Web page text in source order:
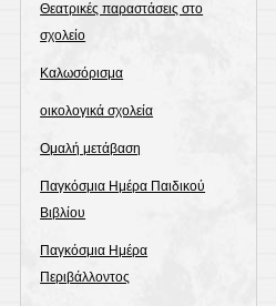
Θεατρικές παραστάσεις στο
σχολείο
Καλωσόρισμα
οικολογικά σχολεία
Ομαλή μετάβαση
Παγκόσμια Ημέρα Παιδικού
Βιβλίου
Παγκόσμια Ημέρα
Περιβάλλοντος